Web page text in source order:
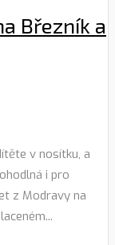
Březník a
v nosítku, a
i pro
z Modravy na